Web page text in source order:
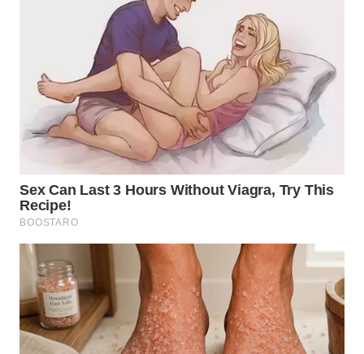
WN
DANAU
TOBA
WN
NIAS
WN
LANGKAT
WN
TAPANULI
SELATAN